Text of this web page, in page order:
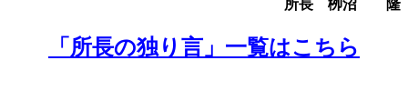
「所長の独り言」一覧はこちら